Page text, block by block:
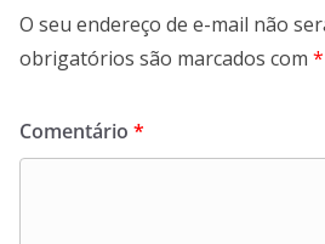
O seu endereço de e-mail não
obrigatórios são marcados com *
Comentário *